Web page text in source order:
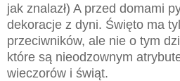
jak znalazł) A przed domami
dekoracje z dyni. Święto ma
przeciwników, ale nie o tym
które są nieodzownym
wieczorów i świąt.